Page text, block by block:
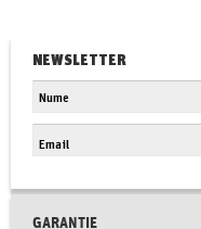
NEWSLETTER